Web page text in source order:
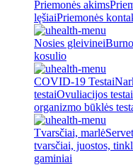
Priemonės akims
lęšiaiPriemonės
Nosies gleivinei
kosulio
COVID-19 Testai
testaiOvuliacijos testai
organizmo būklės
Tvarsčiai, marlė
tvarsčiai, juostos,
gaminiai